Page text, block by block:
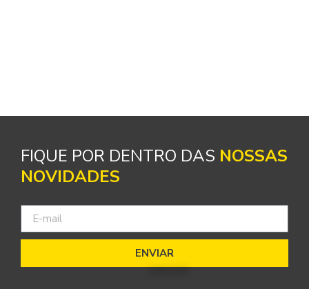
FIQUE POR DENTRO DAS NOSSAS
NOVIDADES
ENVIAR